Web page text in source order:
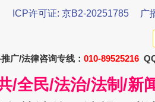
ICP许可证: 京B2-20251785
广
广/法律咨询专线： 010-89525216
/全民/法治/法制/新